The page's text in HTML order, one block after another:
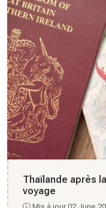
Thaïlande après
voyage